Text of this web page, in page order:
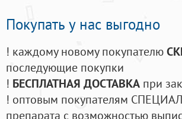
Покупать у нас выгодно
! каждому новому покупателю
последующие покупки
! БЕСПЛАТНАЯ ДОСТАВКА при
! оптовым покупателям
препарата с возможностью